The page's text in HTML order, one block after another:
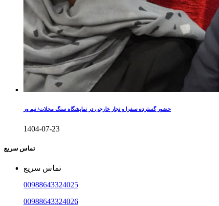
حضور گسترده سفرا و تجار خارجی در نمایشگاه سنگ محلات/ نیم ور
1404-07-23
تماس سریع
تماس سریع
00988643324025
00988643324026